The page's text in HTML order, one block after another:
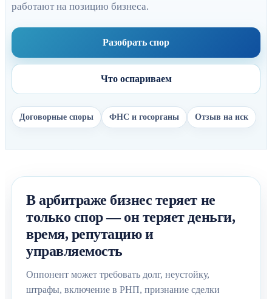
работают на позицию бизнеса.
Разобрать спор
Что оспариваем
Договорные споры ФНС и госорганы Отзыв на иск
В арбитраже бизнес теряет не
только спор — он теряет деньги,
время, репутацию и
управляемость
Оппонент может требовать долг, неустойку,
штрафы, включение в РНП, признание сделки